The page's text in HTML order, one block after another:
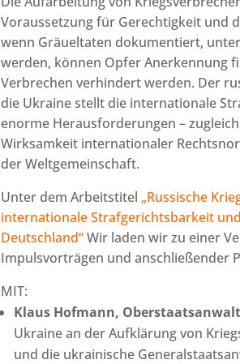
Voraussetzung für Gerechtigkeit und
wenn Gräueltaten dokumentiert,
werden, können Opfer Anerkennung
Verbrechen verhindert werden. Der
die Ukraine stellt die internationale
enorme Herausforderungen –
Wirksamkeit internationaler
der Weltgemeinschaft.
Unter dem Arbeitstitel „Russische
internationale Strafgerichtsbarkeit
Deutschland“Wir laden wir zu einer
Impulsvorträgen und anschließender
MIT:
Klaus Hofmann,
Ukraine an der Aufklärung von
und die ukrainische